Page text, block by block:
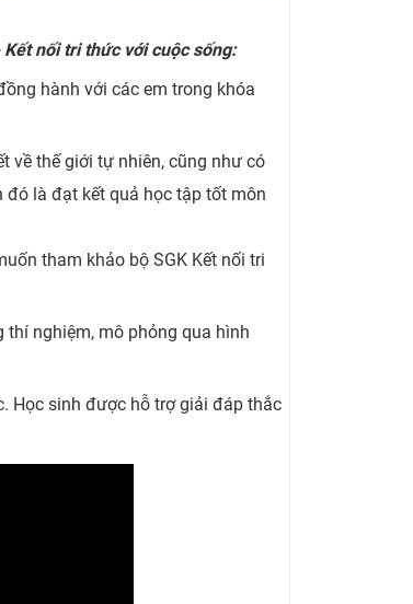
nối tri thức với cuộc sống:
hành với các em trong khóa
về thế giới tự nhiên, cũng như có
đó là đạt kết quả học tập tốt môn
tham khảo bộ SGK Kết nối tri
nghiệm, mô phỏng qua hình
Học sinh được hỗ trợ giải đáp thắc